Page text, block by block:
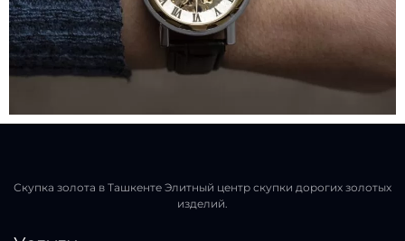
Скупка золота в Ташкенте Элитный центр скупки дорогих золотых
изделий.